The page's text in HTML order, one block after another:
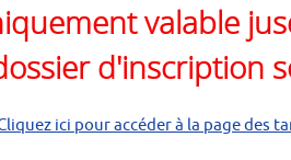
valable
d'inscription
ici pour accéder à la page des